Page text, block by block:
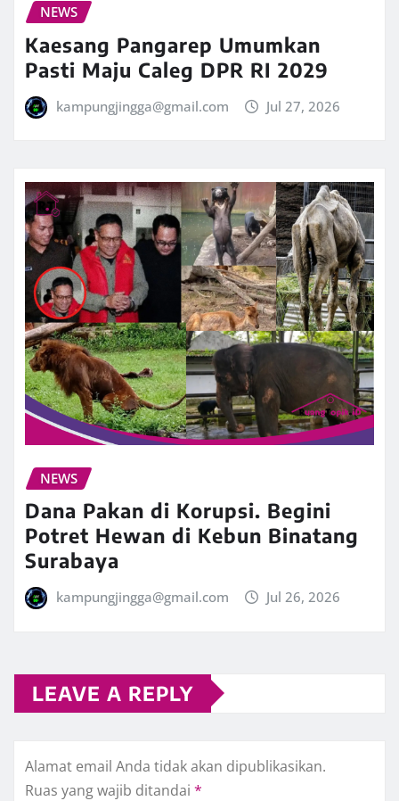
NEWS
Kaesang Pangarep Umumkan
Pasti Maju Caleg DPR RI 2029
kampungjingga@gmail.com Jul 27, 2026
NEWS
Dana Pakan di Korupsi. Begini
Potret Hewan di Kebun Binatang
Surabaya
kampungjingga@gmail.com Jul 26, 2026
LEAVE A REPLY
Alamat email Anda tidak akan dipublikasikan.
Ruas yang wajib ditandai *